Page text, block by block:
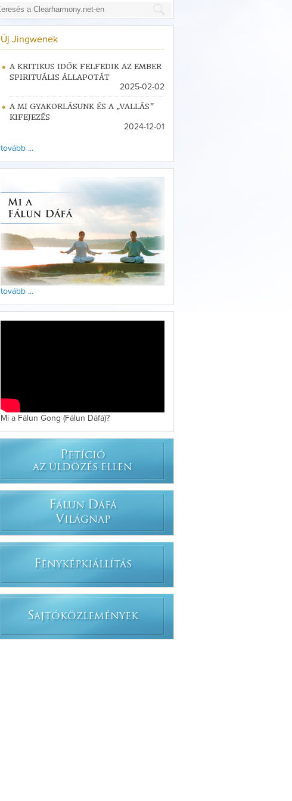
Új Jingwenek
A KRITIKUS IDŐK FELFEDIK AZ EMBER
SPIRITUÁLIS ÁLLAPOTÁT
2025-02-02
A MI GYAKORLÁSUNK ÉS A „VALLÁS”
KIFEJEZÉS
2024-12-01
tovább ...
tovább ...
Mi a Fálun Gong (Fálun Dáfá)?
PETÍCIÓ
AZ ÜLDÖZÉS ELLEN
FÁLUN DÁFÁ
VILÁGNAP
FÉNYKÉPKIÁLLÍTÁS
SAJTÓKÖZLEMÉNYEK